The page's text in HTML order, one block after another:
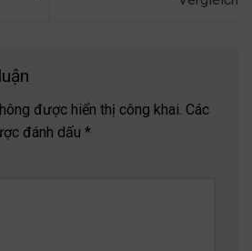
được hiển thị công khai. Các
đánh dấu *